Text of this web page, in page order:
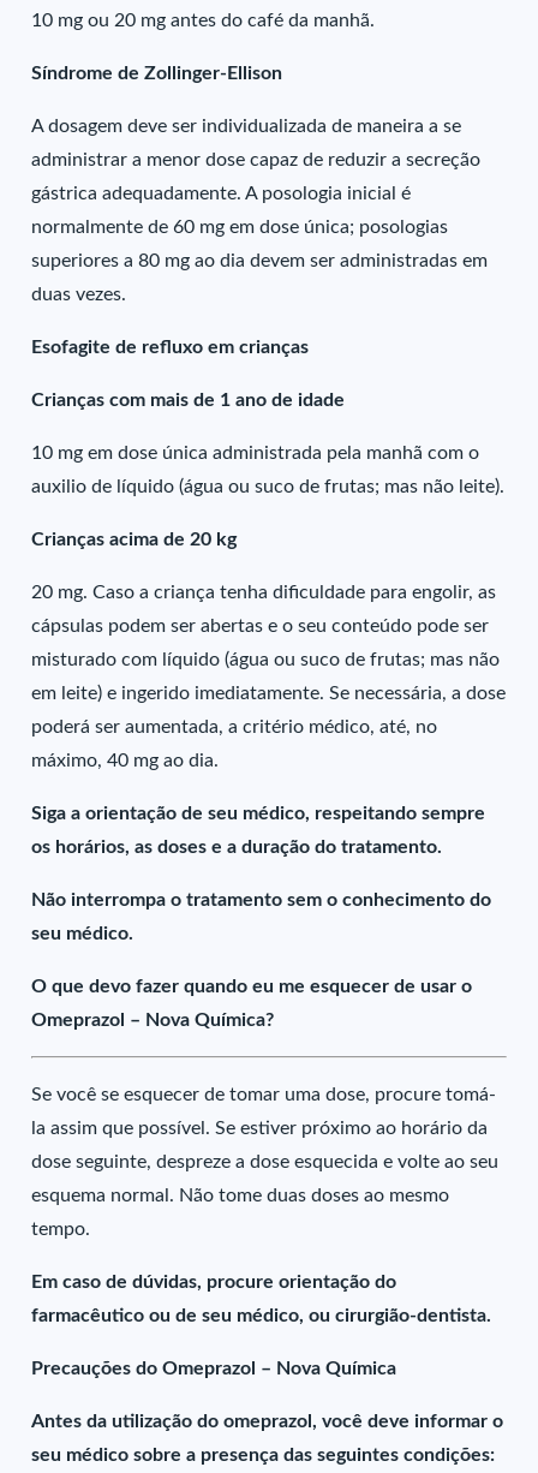
10 mg ou 20 mg antes do café da manhã.
Síndrome de Zollinger-Ellison
A dosagem deve ser individualizada de maneira a se
administrar a menor dose capaz de reduzir a secreção
gástrica adequadamente. A posologia inicial é
normalmente de 60 mg em dose única; posologias
superiores a 80 mg ao dia devem ser administradas em
duas vezes.
Esofagite de refluxo em crianças
Crianças com mais de 1 ano de idade
10 mg em dose única administrada pela manhã com o
auxilio de líquido (água ou suco de frutas; mas não leite).
Crianças acima de 20 kg
20 mg. Caso a criança tenha dificuldade para engolir, as
cápsulas podem ser abertas e o seu conteúdo pode ser
misturado com líquido (água ou suco de frutas; mas não
em leite) e ingerido imediatamente. Se necessária, a dose
poderá ser aumentada, a critério médico, até, no
máximo, 40 mg ao dia.
Siga a orientação de seu médico, respeitando sempre
os horários, as doses e a duração do tratamento.
Não interrompa o tratamento sem o conhecimento do
seu médico.
O que devo fazer quando eu me esquecer de usar o
Omeprazol – Nova Química?
Se você se esquecer de tomar uma dose, procure tomá-
la assim que possível. Se estiver próximo ao horário da
dose seguinte, despreze a dose esquecida e volte ao seu
esquema normal. Não tome duas doses ao mesmo
tempo.
Em caso de dúvidas, procure orientação do
farmacêutico ou de seu médico, ou cirurgião-dentista.
Precauções do Omeprazol – Nova Química
Antes da utilização do omeprazol, você deve informar o
seu médico sobre a presença das seguintes condições: